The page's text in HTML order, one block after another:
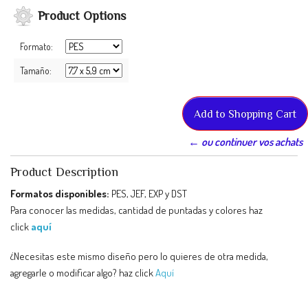
Product Options
Formato:
Tamaño:
← ou continuer vos achats
Product Description
Formatos disponibles: PES, JEF, EXP y DST
Para conocer las medidas, cantidad de puntadas y colores haz
click aquí
¿Necesitas este mismo diseño pero lo quieres de otra medida,
agregarle o modificar algo? haz clickAquí